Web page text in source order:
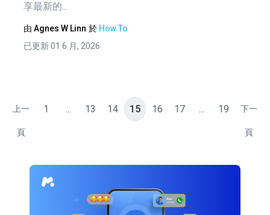
享最新的...
由 Agnes W Linn 於 How To
已更新 01 6 月, 2026
上一
頁
1 ... 13 14 15 16 17 ... 19 下一
頁